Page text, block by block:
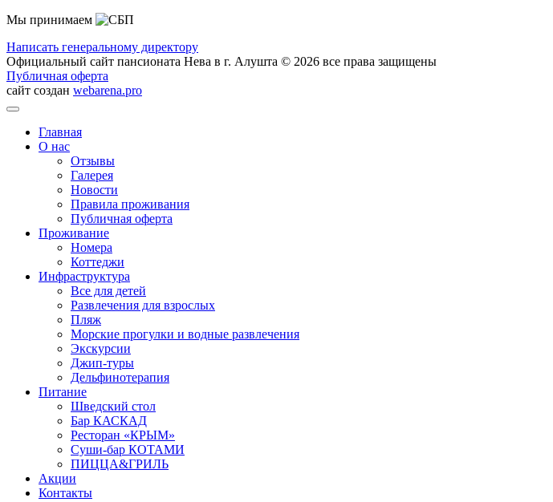
Мы принимаем
Написать генеральному директору
Официальный сайт пансионата Нева в г. Алушта © 2026 все права защищены
Публичная оферта
сайт создан webarena.pro
Главная
О нас
Отзывы
Галерея
Новости
Правила проживания
Публичная оферта
Проживание
Номера
Коттеджи
Инфраструктура
Все для детей
Развлечения для взрослых
Пляж
Морские прогулки и водные развлечения
Экскурсии
Джип-туры
Дельфинотерапия
Питание
Шведский стол
Бар КАСКАД
Ресторан «КРЫМ»
Суши-бар КОТАМИ
ПИЦЦА&ГРИЛЬ
Акции
Контакты